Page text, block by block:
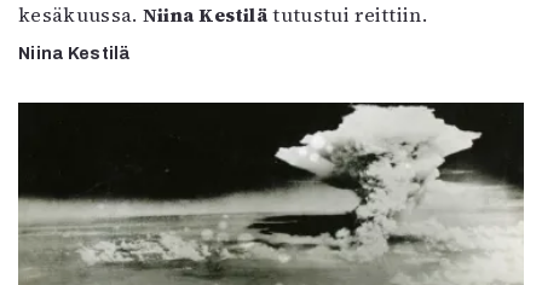
kesäkuussa. Niina Kestilätutustui reittiin.
Niina Kestilä